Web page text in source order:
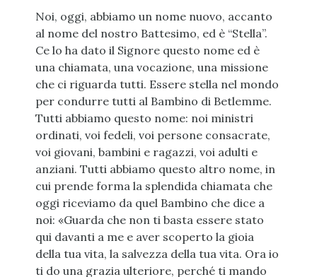
Noi, oggi, abbiamo un nome nuovo, accanto
al nome del nostro Battesimo, ed è “Stella”.
Ce lo ha dato il Signore questo nome ed è
una chiamata, una vocazione, una missione
che ci riguarda tutti. Essere stella nel mondo
per condurre tutti al Bambino di Betlemme.
Tutti abbiamo questo nome: noi ministri
ordinati, voi fedeli, voi persone consacrate,
voi giovani, bambini e ragazzi, voi adulti e
anziani. Tutti abbiamo questo altro nome, in
cui prende forma la splendida chiamata che
oggi riceviamo da quel Bambino che dice a
noi: «Guarda che non ti basta essere stato
qui davanti a me e aver scoperto la gioia
della tua vita, la salvezza della tua vita. Ora io
ti do una grazia ulteriore, perché ti mando